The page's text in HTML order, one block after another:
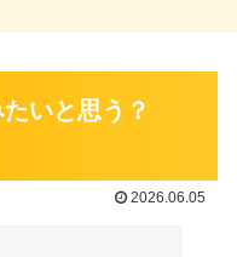
いと思う？
2026.06.05